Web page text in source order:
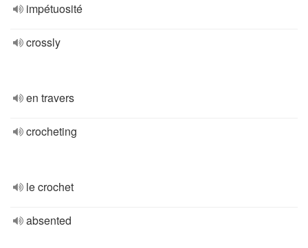
impétuosité
crossly
en travers
crocheting
le crochet
absented